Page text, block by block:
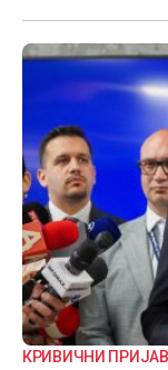
КРИВИЧНИ